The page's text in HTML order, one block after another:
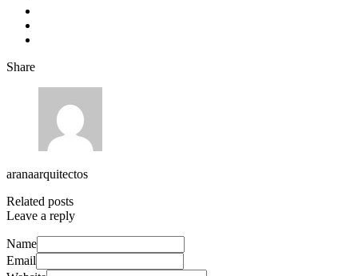
Share
aranaarquitectos
Related posts
Leave a reply
Name
Email